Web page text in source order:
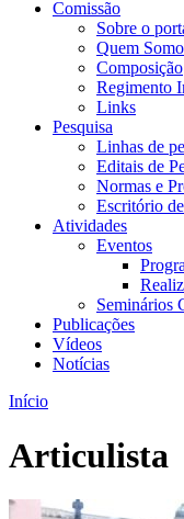
Comissão
Sobre o
Quem
Composição
Regimento
Links
Pesquisa
Linhas de
Editais de
Normas e
Escritório
Atividades
Eventos
Seminários
Publicações
Vídeos
Notícias
Início
Articulista